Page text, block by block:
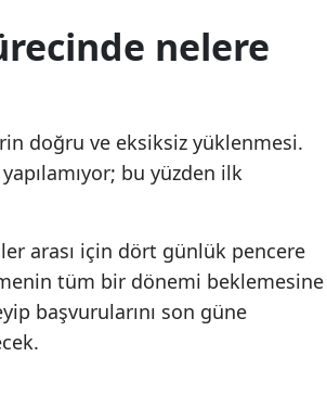
nelere
doğru ve eksiksiz yüklenmesi.
bu yüzden ilk
arası için dört günlük pencere
tüm bir dönemi beklemesine
başvurularını son güne